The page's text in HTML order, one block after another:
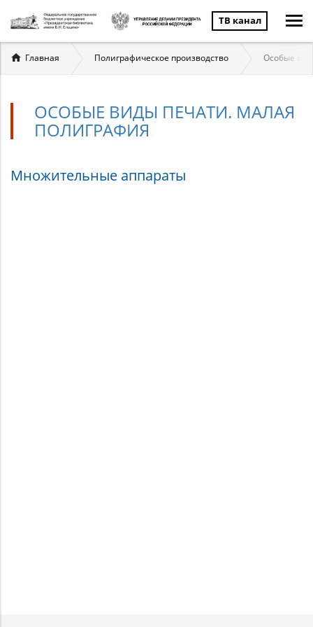
ТВ канал
Вы
здесь
Главная Полиграфическое производство Особые
ОСОБЫЕ ВИДЫ ПЕЧАТИ. МАЛАЯ
ПОЛИГРАФИЯ
Особые
Множительные аппараты